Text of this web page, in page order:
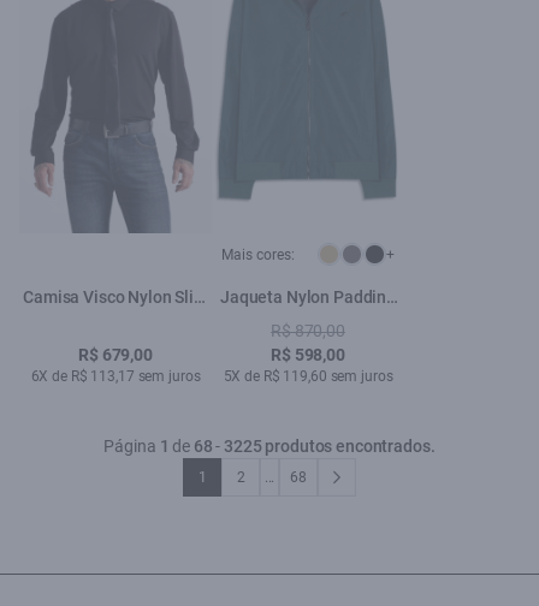
Camisa Visco Nylon Slim
R$ 679,00
6X de R$ 113,17 sem juros
Mais cores: +
Jaqueta Nylon Padding
Bomber Verde Escuro
R$ 870,00
R$ 598,00
5X de R$ 119,60 sem juros
Página 1 de 68- 3225 produtos encontrados.
1 2 ... 68